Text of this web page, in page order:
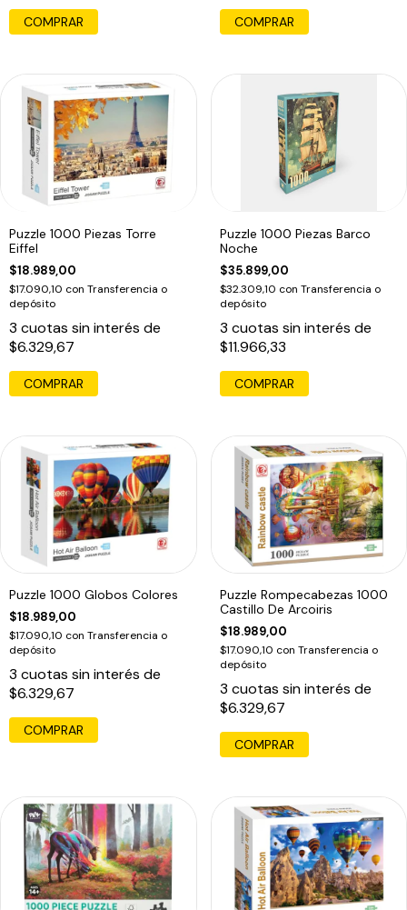
Puzzle 1000 Piezas Torre
Eiffel
$18.989,00
$17.090,10 con Transferencia o
depósito
3 cuotas sin interés de
$6.329,67
Puzzle 1000 Piezas Barco
Noche
$35.899,00
$32.309,10 con Transferencia o
depósito
3 cuotas sin interés de
$11.966,33
Puzzle 1000 Globos Colores
$18.989,00
$17.090,10 con Transferencia o
depósito
3 cuotas sin interés de
$6.329,67
Puzzle Rompecabezas 1000
Castillo De Arcoiris
$18.989,00
$17.090,10 con Transferencia o
depósito
3 cuotas sin interés de
$6.329,67